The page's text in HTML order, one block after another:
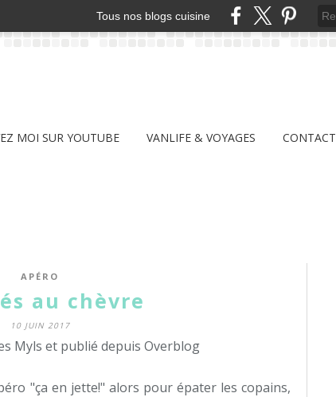
Tous nos blogs cuisine
MOI SUR YOUTUBE VANLIFE & VOYAGES CONTACT
APÉRO
au chèvre
10 JUIN 2017
Myls et publié depuis Overblog
"ça en jette!" alors pour épater les copains,